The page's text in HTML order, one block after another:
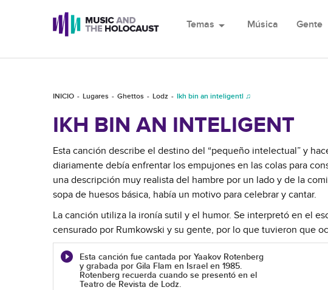
Temas arrow_drop_down Música Gente
INICIO Lugares Ghettos Lodz Ikh bin an inteligentl ♫
IKH BIN AN INTELIGENT
Esta canción describe el destino del “pequeño intelectual” y
diariamente debía enfrentar los empujones en las colas para
una descripción muy realista del hambre por un lado y de la
sopa de huesos básica, había un motivo para celebrar y cantar.
La canción utiliza la ironía sutil y el humor. Se interpretó en el
censurado por Rumkowski y su gente, por lo que tuvieron que
Esta canción fue cantada por Yaakov Rotenberg
y grabada por Gila Flam en Israel en 1985.
Rotenberg recuerda cuando se presentó en el
Teatro de Revista de Lodz.